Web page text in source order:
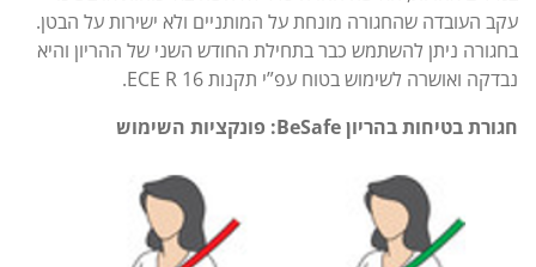
עקב העובדה שהחגורה מונחת על המותניים ולא ישירות על הבטן.
בחגורה ניתן להשתמש כבר בתחילת החודש השני של ההריון והיא
נבדקה ואושרה לשימוש בטוח עפ”י תקנות ECE R 16.
חגורת בטיחות בהריוןBeSafe: פונקציות השימוש